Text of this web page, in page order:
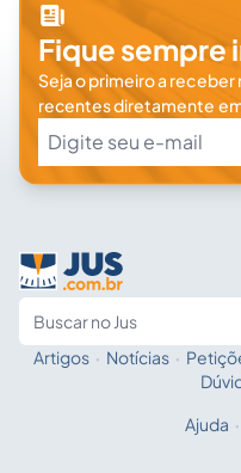
Fique
Seja o primeiro a receber
recentes diretamente
Artigos · Notícias ·
Ajuda ·